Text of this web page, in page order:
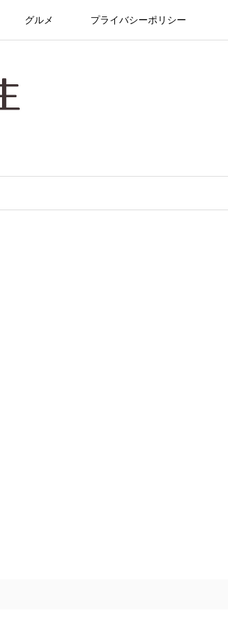
グルメ プライバシーポリシー